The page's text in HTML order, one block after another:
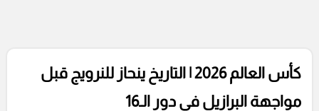
كأس العالم 2026 | التاريخ ينحاز للنرويج قبل
مواجهة البرازيل في دور الـ16